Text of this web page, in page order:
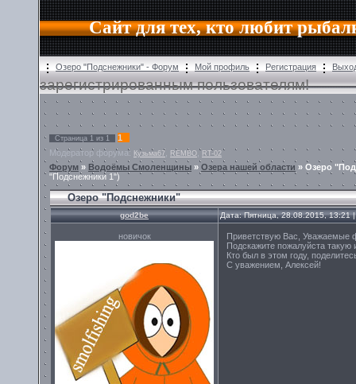
Сайт для тех, кто любит
Озеро "Подснежники" - Форум Мой профиль Регистрация
зарегистрированным пользователям!
Страница 1 из 1
1
Модератор форума: Кузьма67 REMBO , RT-02
Форум » Водоёмы Смоленщины » Озера нашей области » Озеро
"Подснежники 1")
Озеро "Подснежники"
god2be Дата: Пятница, 28.08.2015,
новичок
Приветствую Вас, Уважаемые
Подскажите пожалуйста
Кто был в этом году,
С уважением, Алексей!